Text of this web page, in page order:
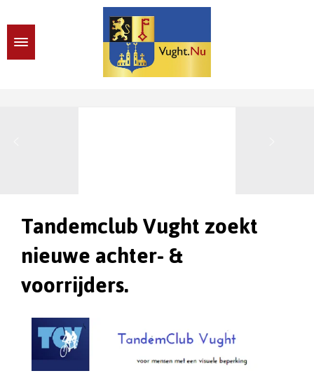
Tandemclub Vught zoekt
nieuwe achter- &
voorrijders.